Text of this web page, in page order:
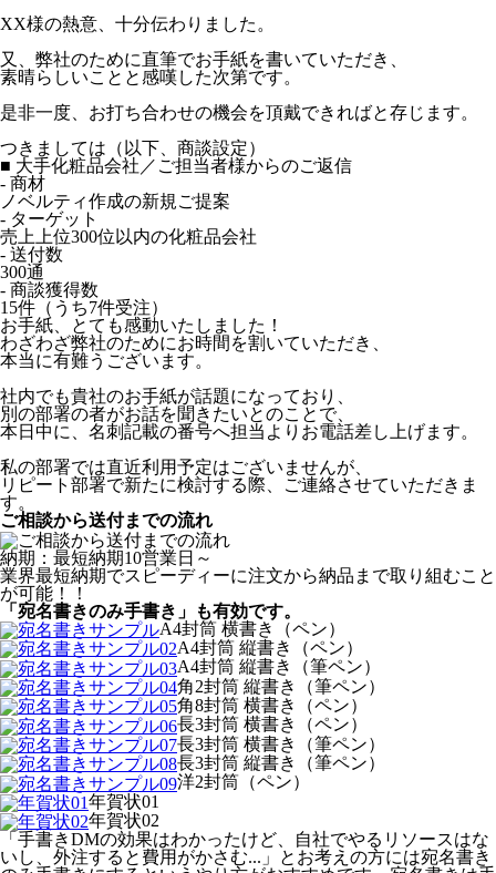
XX様の熱意、十分伝わりました。
又、弊社のために直筆でお手紙を書いていただき、
素晴らしいことと感嘆した次第です。
是非一度、お打ち合わせの機会を頂戴できればと存じます。
つきましては（以下、商談設定）
■ 大手化粧品会社／ご担当者様からのご返信
- 商材
ノベルティ作成の新規ご提案
- ターゲット
売上上位300位以内の化粧品会社
- 送付数
300通
- 商談獲得数
15件（うち7件受注）
お手紙、とても感動いたしました！
わざわざ弊社のためにお時間を割いていただき、
本当に有難うございます。
社内でも貴社のお手紙が話題になっており、
別の部署の者がお話を聞きたいとのことで、
本日中に、名刺記載の番号へ担当よりお電話差し上げます。
私の部署では直近利用予定はございませんが、
リピート部署で新たに検討する際、ご連絡させていただきま
す。
ご相談から送付までの流れ
納期：最短納期10営業日～
業界最短納期でスピーディーに注文から納品まで取り組むこと
が可能！！
「宛名書きのみ手書き」も有効です。
A4封筒 横書き（ペン）
A4封筒 縦書き（ペン）
A4封筒 縦書き（筆ペン）
角2封筒 縦書き（筆ペン）
角8封筒 横書き（ペン）
長3封筒 横書き（ペン）
長3封筒 横書き（筆ペン）
長3封筒 縦書き（筆ペン）
洋2封筒（ペン）
年賀状01
年賀状02
「手書きDMの効果はわかったけど、自社でやるリソースはな
いし、外注すると費用がかさむ...」とお考えの方には宛名書き